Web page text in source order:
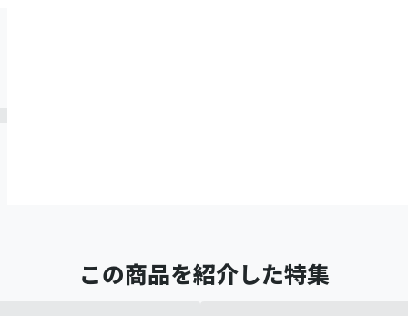
この商品を紹介した特集